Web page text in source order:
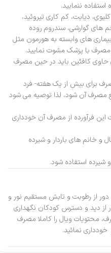
ننمایید.
دیابت، کم کاری تیروئید،
های گوارشی، سندروم روده
های وابسته به هورمون مثل
با پزشک مشوت نمایید.
حاوی کافئین باید در حین مصرف
برای بیش از یک هفته- فرد
مصرف آن شود، لذا توصیه می شود
فرآورده از مصرف آن خودداری
نباید در کودکان زیر 12 سال و خانم های باردار و شیرده
و شیرده استفاده شود.
سانتی گراد، دور از رطوبت و تابش مستقیم نور و
از دید و دسترس کودکان نگهداری
محتویات ویال را کاملا مصرف
نمائید.